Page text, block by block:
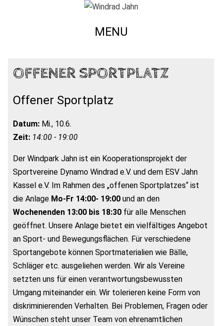
MENU
OFFENER SPORTPLATZ
Offener Sportplatz
Datum: Mi., 10.6.
Zeit: 14:00 - 19:00
Der Windpark Jahn ist ein Kooperationsprojekt der
Sportvereine Dynamo Windrad e.V. und dem ESV Jahn
Kassel e.V. Im Rahmen des „offenen Sportplatzes“ ist
die Anlage Mo-Fr 14:00- 19:00 und an den
Wochenenden 13:00 bis 18:30 für alle Menschen
geöffnet. Unsere Anlage bietet ein vielfältiges Angebot
an Sport- und Bewegungsflächen. Für verschiedene
Sportangebote können Sportmaterialien wie Bälle,
Schläger etc. ausgeliehen werden. Wir als Vereine
setzten uns für einen verantwortungsbewussten
Umgang miteinander ein. Wir tolerieren keine Form von
diskriminierenden Verhalten. Bei Problemen, Fragen oder
Wünschen steht unser Team von ehrenamtlichen